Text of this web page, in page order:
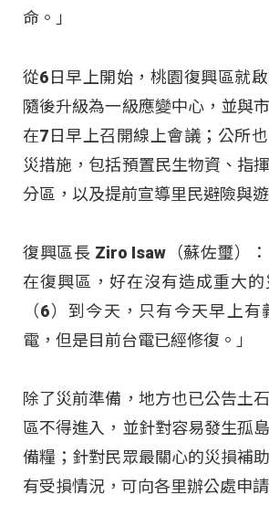
命。」
從6日早上開始，桃園復興區就
隨後升級為一級應變中心，並與
在7日早上召開線上會議；公所
災措施，包括預置民生物資、指
分區，以及提前宣導里民避險與
復興區長 Ziro Isaw（蘇佐璽）
在復興區，好在沒有造成重大
（6）到今天，只有今天早上
電，但是目前台電已經修復。」
除了災前準備，地方也已公告土
區不得進入，並針對容易發生孤
備糧；針對民眾最關心的災損補
有受損情況，可向各里辦公處申請